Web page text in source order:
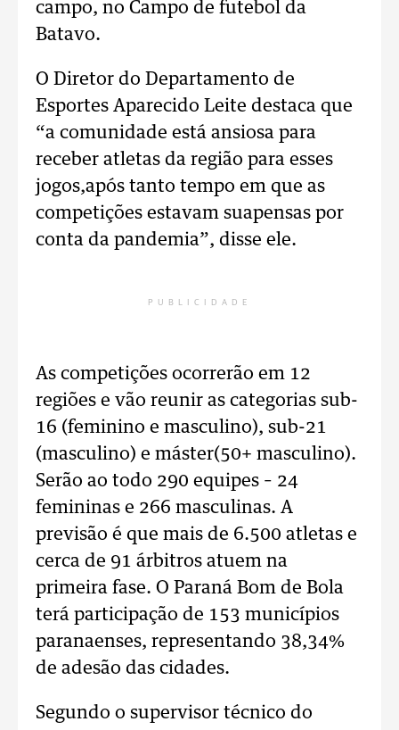
campo, no Campo de futebol da
Batavo.
O Diretor do Departamento de
Esportes Aparecido Leite destaca que
“a comunidade está ansiosa para
receber atletas da região para esses
jogos,após tanto tempo em que as
competições estavam suapensas por
conta da pandemia”, disse ele.
PUBLICIDADE
As competições ocorrerão em 12
regiões e vão reunir as categorias sub-
16 (feminino e masculino), sub-21
(masculino) e máster(50+ masculino).
Serão ao todo 290 equipes – 24
femininas e 266 masculinas. A
previsão é que mais de 6.500 atletas e
cerca de 91 árbitros atuem na
primeira fase. O Paraná Bom de Bola
terá participação de 153 municípios
paranaenses, representando 38,34%
de adesão das cidades.
Segundo o supervisor técnico do